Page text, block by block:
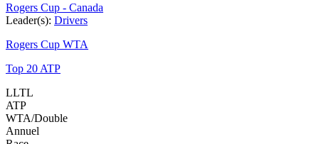
Rogers Cup - Canada
Leader(s): Drivers
Rogers Cup WTA
Top 20 ATP
LLTL
ATP
WTA/Double
Annuel